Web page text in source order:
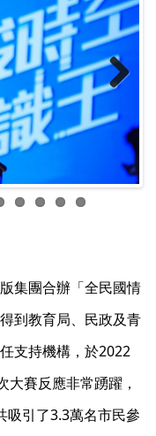
集團合辦「全民國情
到教育局、民政及青
支持機構，於2022
賽反應非常踴躍，
吸引了3.3萬名市民參